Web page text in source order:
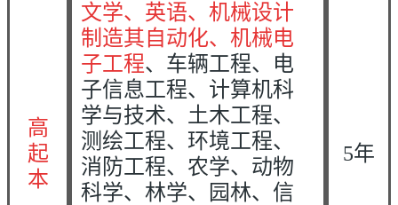
高
起
本
文学、英语、机械设计
制造其自动化、机械电
子工程、车辆工程、电
子信息工程、计算机科
学与技术、土木工程、
测绘工程、环境工程、
消防工程、农学、动物
科学、林学、园林、信
5年